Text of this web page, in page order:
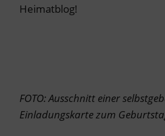
Heimatblog!
FOTO: Ausschnitt einer
Einladungskarte zum